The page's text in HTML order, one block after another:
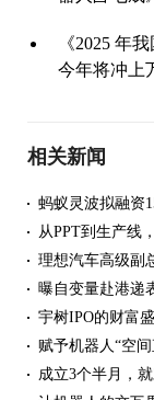
《2025 年
今年将冲上
相关新闻
从PPT到生产线
曝自变量赴港递
宇树IPO的财富